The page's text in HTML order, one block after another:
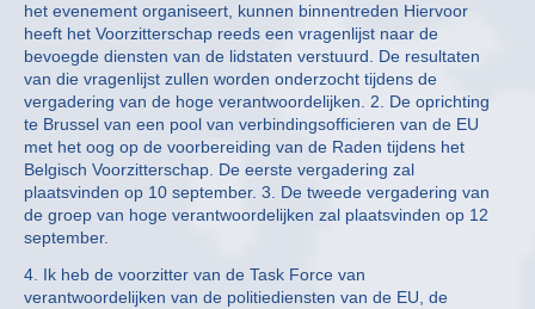
het evenement organiseert, kunnen binnentreden Hiervoor
heeft het Voorzitterschap reeds een vragenlijst naar de
bevoegde diensten van de lidstaten verstuurd. De resultaten
van die vragenlijst zullen worden onderzocht tijdens de
vergadering van de hoge verantwoordelijken. 2. De oprichting
te Brussel van een pool van verbindingsofficieren van de EU
met het oog op de voorbereiding van de Raden tijdens het
Belgisch Voorzitterschap. De eerste vergadering zal
plaatsvinden op 10 september. 3. De tweede vergadering van
de groep van hoge verantwoordelijken zal plaatsvinden op 12
september.
4. Ik heb de voorzitter van de Task Force van
verantwoordelijken van de politiediensten van de EU, de